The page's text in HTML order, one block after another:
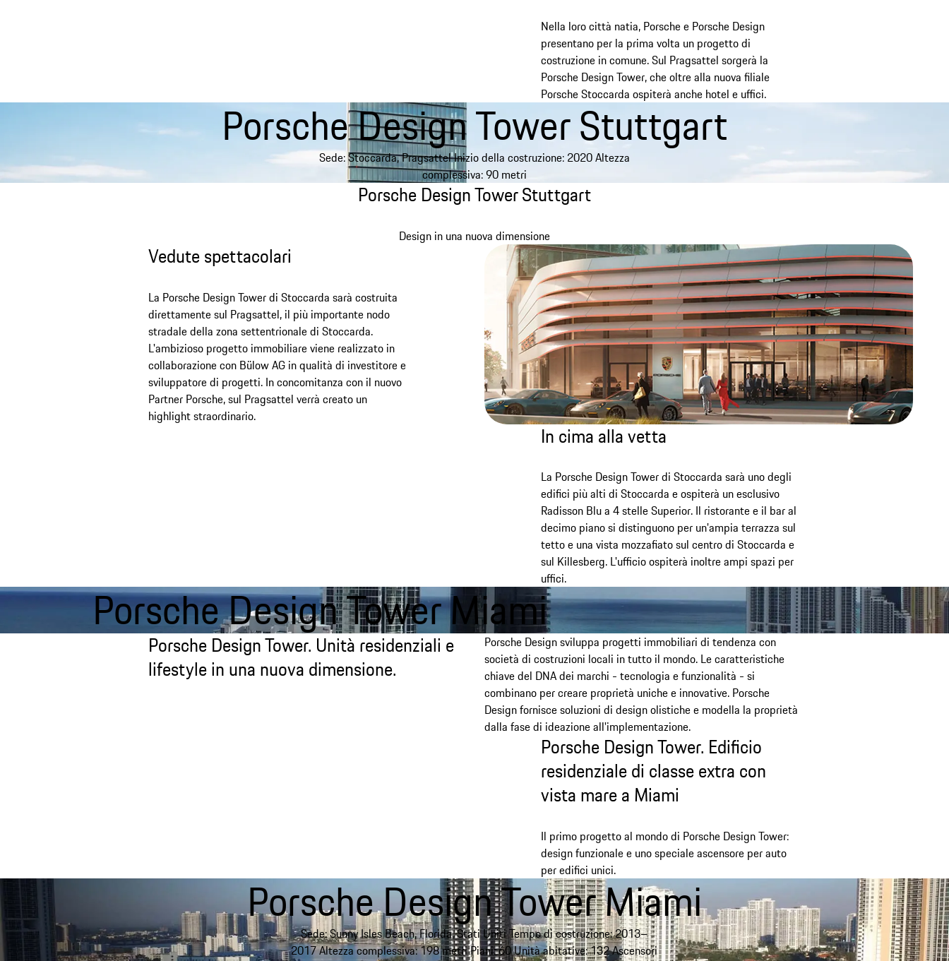
Nella loro città natia, Porsche e Porsche Design
presentano per la prima volta un progetto di
costruzione in comune. Sul Pragsattel sorgerà la
Porsche Design Tower, che oltre alla nuova filiale
Porsche Stoccarda ospiterà anche hotel e uffici.
Porsche Design Tower Stuttgart
Sede: Stoccarda, Pragsattel Inizio della costruzione: 2020 Altezza
complessiva: 90 metri
Porsche Design Tower Stuttgart
Design in una nuova dimensione
Vedute spettacolari
La Porsche Design Tower di Stoccarda sarà costruita
direttamente sul Pragsattel, il più importante nodo
stradale della zona settentrionale di Stoccarda.
L'ambizioso progetto immobiliare viene realizzato in
collaborazione con Bülow AG in qualità di investitore e
sviluppatore di progetti. In concomitanza con il nuovo
Partner Porsche, sul Pragsattel verrà creato un
highlight straordinario.
In cima alla vetta
La Porsche Design Tower di Stoccarda sarà uno degli
edifici più alti di Stoccarda e ospiterà un esclusivo
Radisson Blu a 4 stelle Superior. Il ristorante e il bar al
decimo piano si distinguono per un'ampia terrazza sul
tetto e una vista mozzafiato sul centro di Stoccarda e
sul Killesberg. L'ufficio ospiterà inoltre ampi spazi per
uffici.
Porsche Design Tower Miami
Porsche Design Tower. Unità residenziali e
lifestyle in una nuova dimensione.
Porsche Design sviluppa progetti immobiliari di tendenza con
società di costruzioni locali in tutto il mondo. Le caratteristiche
chiave del DNA dei marchi - tecnologia e funzionalità - si
combinano per creare proprietà uniche e innovative. Porsche
Design fornisce soluzioni di design olistiche e modella la proprietà
dalla fase di ideazione all'implementazione.
Porsche Design Tower. Edificio
residenziale di classe extra con
vista mare a Miami
Il primo progetto al mondo di Porsche Design Tower:
design funzionale e uno speciale ascensore per auto
per edifici unici.
Porsche Design Tower Miami
Sede: Sunny Isles Beach, Florida, Stati Uniti Tempo di costruzione: 2013–
2017 Altezza complessiva: 198 metri Piani: 60 Unità abitative: 132 Ascensori